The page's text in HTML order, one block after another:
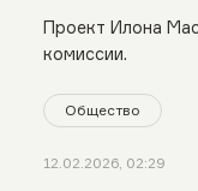
Проект Илона
комиссии.
Общество
12.02.2026, 02:29